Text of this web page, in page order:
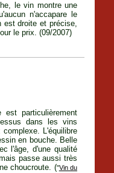
le vin montre une
n'accapare le
est droite et précise,
le prix. (09/2007)
particulièrement
dans les vins
L'équilibre
en bouche. Belle
l'âge, d'une qualité
passe aussi très
choucroute. ("Vin du